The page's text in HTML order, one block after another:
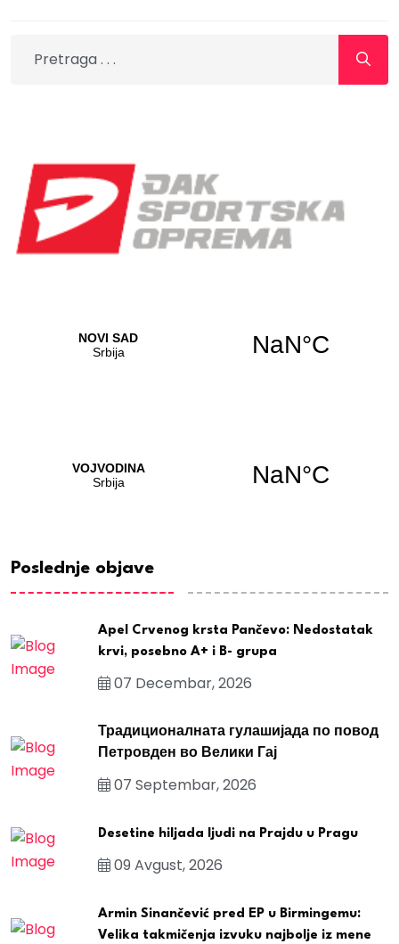
Poslednje objave
Apel Crvenog krsta Pančevo: Nedostatak
krvi, posebno A+ i B- grupa
07 Decembar, 2026
Традиционалната гулашијада по повод
Петровден во Велики Гај
07 Septembar, 2026
Desetine hiljada ljudi na Prajdu u Pragu
09 Avgust, 2026
Armin Sinančević pred EP u Birmingemu:
Velika takmičenja izvuku najbolje iz mene